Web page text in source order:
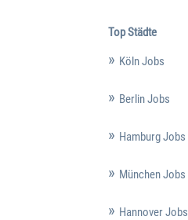
Top Städte
Köln Jobs
Berlin Jobs
Hamburg Jobs
München Jobs
Hannover Jobs